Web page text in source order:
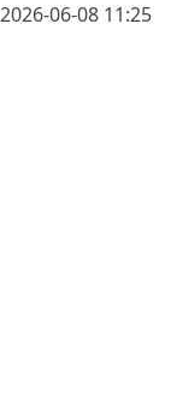
2026-06-08 11:25